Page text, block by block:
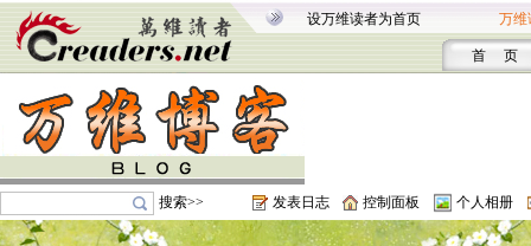
设万维读者为首页 万维
首 页
搜索>> 发表日志 控制面板 个人相册